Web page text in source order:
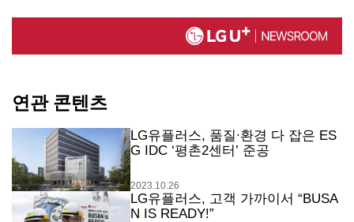
연관 콘텐츠
LG유플러스, 품질∙환경 다 잡은 ES
G IDC ‘평촌2센터’ 준공
2023.10.26
LG유플러스, 고객 가까이서 “BUSA
N IS READY!”